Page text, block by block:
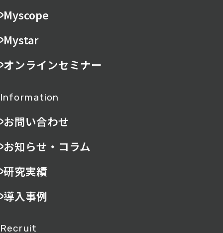
Myscope
Mystar
オンラインセミナー
Information
お問い合わせ
お知らせ・コラム
研究実績
導入事例
Recruit